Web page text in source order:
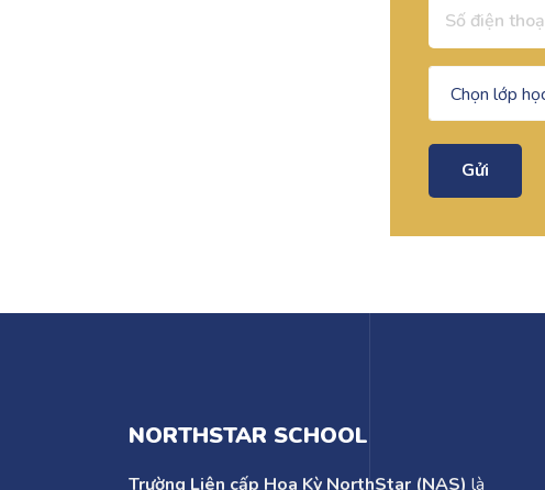
Gửi
NORTHSTAR SCHOOL
Trường Liên cấp Hoa Kỳ NorthStar (NAS) là